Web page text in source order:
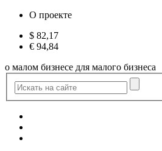
О проекте
$ 82,17
€ 94,84
о малом бизнесе для малого бизнеса